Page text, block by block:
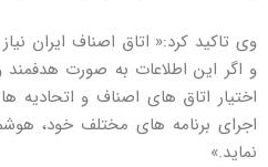
وی تاکید کرد:« اتاق اصناف ایران
و اگر این اطلاعات به صورت
اختیار اتاق های اصناف و اتحادیه
اجرای برنامه های مختلف خود،
نماید.»